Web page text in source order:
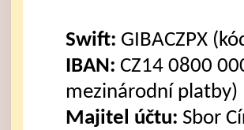
Swift: GIBACZPX
IBAN: CZ14 0800
mezinárodní platby)
Majitel účtu: Sbor